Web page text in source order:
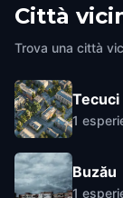
Città
Trova una città
Tecuci
1
Buzău
1